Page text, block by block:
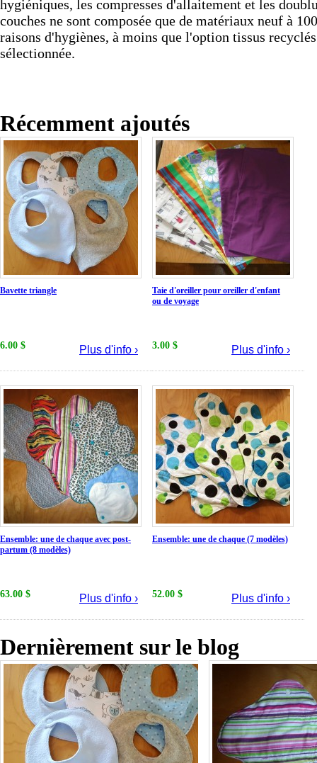
hygiéniques, les compresses d'allaitement et les
couches ne sont composée que de matériaux neuf à
raisons d'hygiènes, à moins que l'option tissus
sélectionnée.
Récemment ajoutés
Bavette triangle
6.00 $ Plus d'info ›
Taie d'oreiller pour oreiller d'enfant
ou de voyage
3.00 $ Plus d'info ›
Ensemble: une de chaque avec post-
partum (8 modèles)
63.00 $ Plus d'info ›
Ensemble: une de chaque (7 modèles)
52.00 $ Plus d'info ›
Dernièrement sur le blog